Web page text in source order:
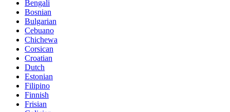
Bengali
Bosnian
Bulgarian
Cebuano
Chichewa
Corsican
Croatian
Dutch
Estonian
Filipino
Finnish
Frisian